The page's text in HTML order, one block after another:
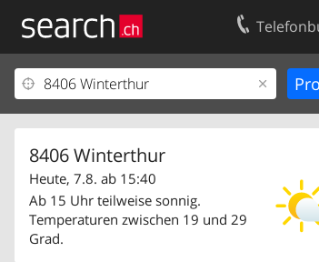
8406 Winterthur
Heute, 7.8. ab 15:40
Ab 15 Uhr teilweise sonnig.
Temperaturen zwischen 19 und 29
Grad.
Ihr Eintrag
Kundencenter Geschäftskunden